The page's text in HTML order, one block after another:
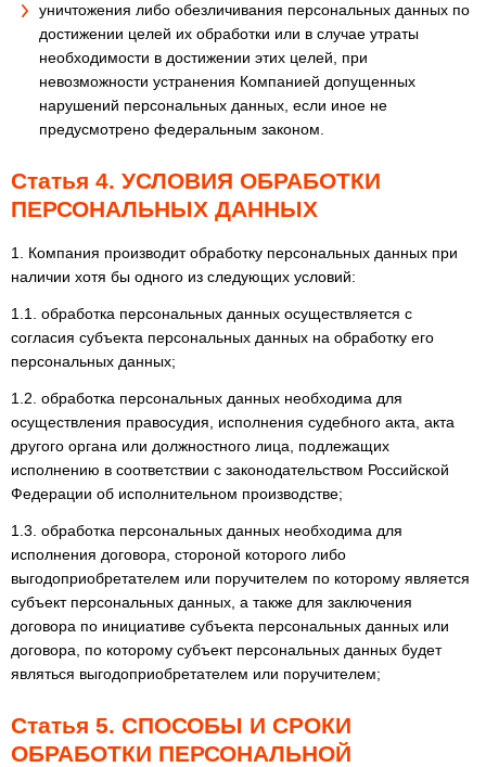
уничтожения либо обезличивания персональных данных по
достижении целей их обработки или в случае утраты
необходимости в достижении этих целей, при
невозможности устранения Компанией допущенных
нарушений персональных данных, если иное не
предусмотрено федеральным законом.
Статья 4. УСЛОВИЯ ОБРАБОТКИ
ПЕРСОНАЛЬНЫХ ДАННЫХ
1. Компания производит обработку персональных данных при
наличии хотя бы одного из следующих условий:
1.1. обработка персональных данных осуществляется с
согласия субъекта персональных данных на обработку его
персональных данных;
1.2. обработка персональных данных необходима для
осуществления правосудия, исполнения судебного акта, акта
другого органа или должностного лица, подлежащих
исполнению в соответствии с законодательством Российской
Федерации об исполнительном производстве;
1.3. обработка персональных данных необходима для
исполнения договора, стороной которого либо
выгодоприобретателем или поручителем по которому является
субъект персональных данных, а также для заключения
договора по инициативе субъекта персональных данных или
договора, по которому субъект персональных данных будет
являться выгодоприобретателем или поручителем;
Статья 5. СПОСОБЫ И СРОКИ
ОБРАБОТКИ ПЕРСОНАЛЬНОЙ